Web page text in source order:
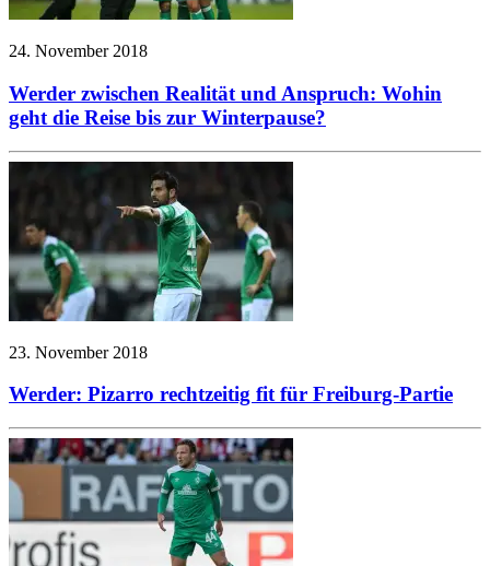
24. November 2018
Werder zwischen Realität und Anspruch: Wohin
geht die Reise bis zur Winterpause?
23. November 2018
Werder: Pizarro rechtzeitig fit für Freiburg-Partie